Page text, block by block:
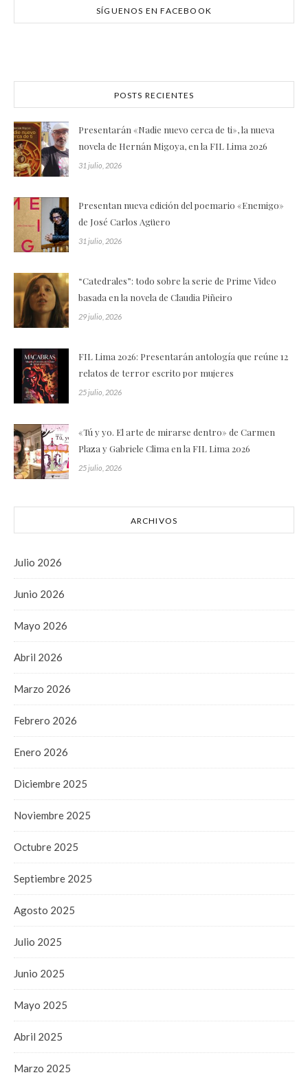
SÍGUENOS EN FACEBOOK
POSTS RECIENTES
Presentarán «Nadie nuevo cerca de ti», la nueva
novela de Hernán Migoya, en la FIL Lima 2026
31 julio, 2026
Presentan nueva edición del poemario «Enemigo»
de José Carlos Agüero
31 julio, 2026
“Catedrales”: todo sobre la serie de Prime Video
basada en la novela de Claudia Piñeiro
29 julio, 2026
FIL Lima 2026: Presentarán antología que reúne 12
relatos de terror escrito por mujeres
25 julio, 2026
«Tú y yo. El arte de mirarse dentro» de Carmen
Plaza y Gabriele Clima en la FIL Lima 2026
25 julio, 2026
ARCHIVOS
Julio 2026
Junio 2026
Mayo 2026
Abril 2026
Marzo 2026
Febrero 2026
Enero 2026
Diciembre 2025
Noviembre 2025
Octubre 2025
Septiembre 2025
Agosto 2025
Julio 2025
Junio 2025
Mayo 2025
Abril 2025
Marzo 2025